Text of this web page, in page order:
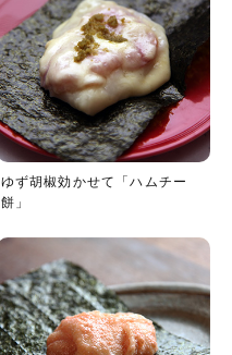
ゆず胡椒効かせて「ハムチー
餅」